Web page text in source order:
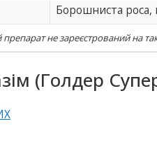
Борошниста
не зареєстрований на
(Голдер